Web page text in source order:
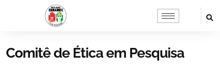
Comitê de Ética em Pesquisa